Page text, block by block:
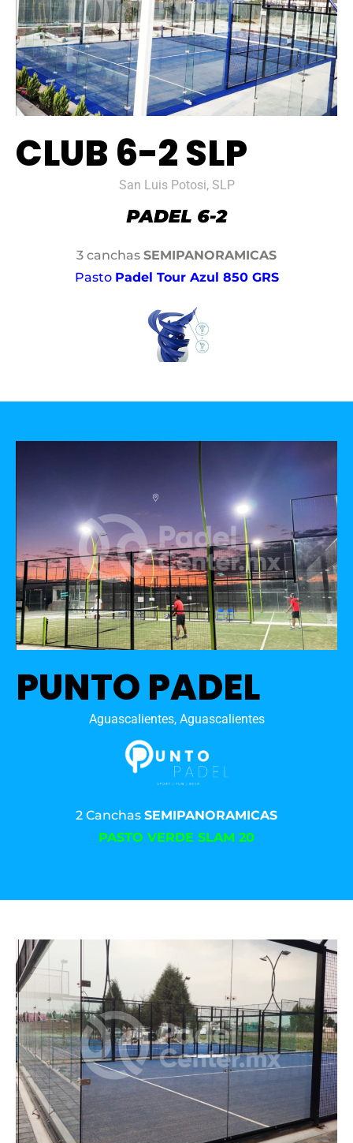
CLUB 6-2 SLP
San Luis Potosi, SLP
3 canchas SEMIPANORAMICAS
Pasto Padel Tour Azul 850 GRS
PUNTO PADEL
Aguascalientes, Aguascalientes
2 Canchas SEMIPANORAMICAS
PASTO VERDE SLAM 20